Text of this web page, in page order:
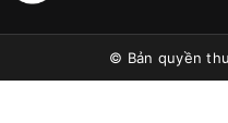
© Bản quyền